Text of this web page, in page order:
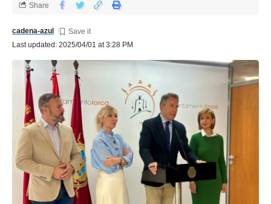
Last updated: 2025/04/01 at 3:28 PM
cadena-azul
Share